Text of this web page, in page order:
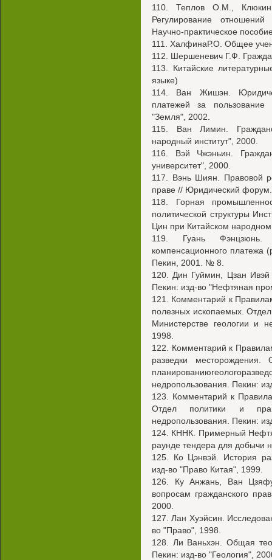
110. Теплов О.М.,
Регулирование
Научно-практическое
111. ХалфинаР.О. Общее
112. Шершеневич Г.Ф.
113. Китайские
языке)
114. Ван Жишэн.
платежей за
"Земля", 2002.
115. Ван Лимин.
народный институт", 2000.
116. Вэй Чжэньин.
университет", 2000.
117. Вэнь Шиян. Правовой
праве // Юридический
118. Горная
политической структуры
Цин при Китайском
119. Гуань Фэнцзюнь.
компенсационного платежа
Пекин, 2001. № 8.
120. Дин Гуймин, Цзан
Пекин: изд-во "Нефтяная
121. Комментарий к
полезных ископаемых.
Министерстве геологии и
1998.
122. Комментарий к
разведки
недропользования. Пекин:
123. Комментарий к
Отдел политики и
недропользования. Пекин:
124. КННК. Примерный
раунде тендера для добычи
125. Ко Цэнвэй. История
изд-во "Право Китая", 1999.
126. Ку Анжань, Ван
вопросам гражданского
2000.
127. Лан Хуэйсин.
во "Право", 1998.
128. Ли Ваньхэн. Общая
Пекин: изд-во "Геология",